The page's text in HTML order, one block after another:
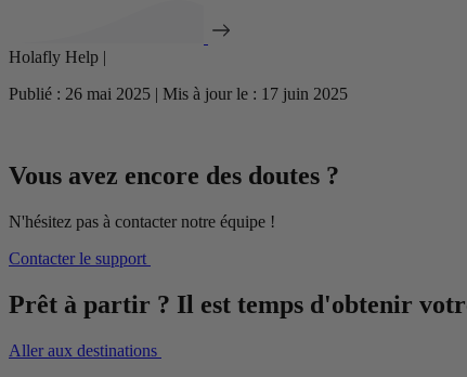
Holafly Help |
Publié : 26 mai 2025 | Mis à jour le : 17 juin 2025
Vous avez encore des doutes ?
N'hésitez pas à contacter notre équipe !
Contacter le support
Prêt à partir ? Il est temps d'obtenir
Aller aux destinations